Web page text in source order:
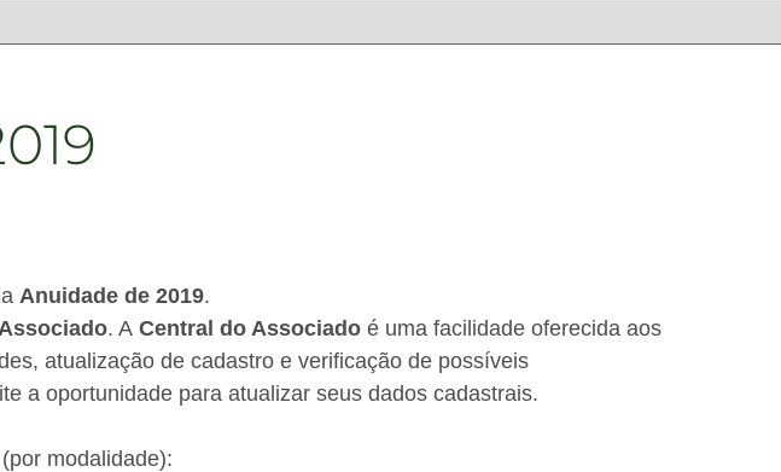
Anuidade de 2019.
. A Central do Associado é uma facilidade oferecida aos
atualização de cadastro e verificação de possíveis
a oportunidade para atualizar seus dados cadastrais.
modalidade):